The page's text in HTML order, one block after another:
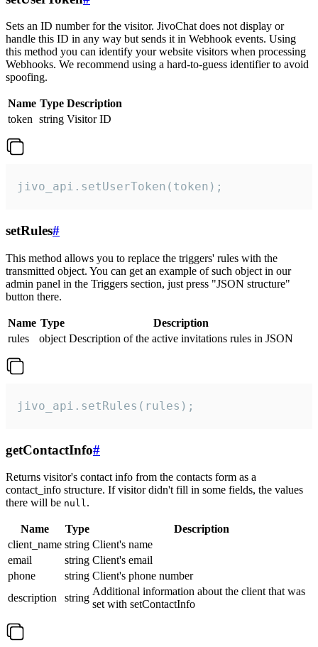
Sets an ID number for the visitor. JivoChat does not display or
handle this ID in any way but sends it in Webhook events. Using
this method you can identify your website visitors when processing
Webhooks. We recommend using a hard-to-guess identifier to avoid
spoofing.
Name Type Description
token string Visitor ID
jivo_api.setUserToken(token);
setRules#
This method allows you to replace the triggers' rules with the
transmitted object. You can get an example of such object in our
admin panel in the Triggers section, just press "JSON structure"
button there.
Name Type
Description
rules
object Description of the active invitations rules in JSON
jivo_api.setRules(rules);
getContactInfo#
Returns visitor's contact info from the contacts form as a
contact_info structure. If visitor didn't fill in some fields, the values
there will be null.
Name Type
Description
client_name string Client's name
email
string Client's email
phone
string Client's phone number
description
string
Additional information about the client that was
set with setContactInfo